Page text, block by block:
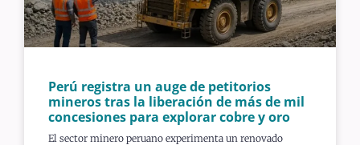
Perú registra un auge de petitorios
mineros tras la liberación de más de mil
concesiones para explorar cobre y oro
El sector minero peruano experimenta un renovado